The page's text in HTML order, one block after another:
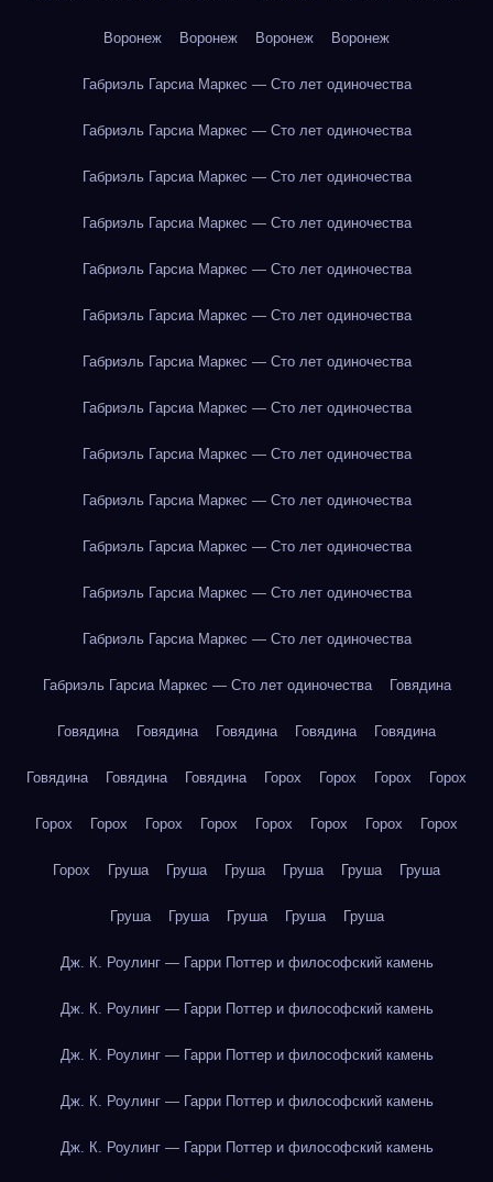
Воронеж Воронеж Воронеж Воронеж
Габриэль Гарсиа Маркес — Сто лет одиночества
Габриэль Гарсиа Маркес — Сто лет одиночества
Габриэль Гарсиа Маркес — Сто лет одиночества
Габриэль Гарсиа Маркес — Сто лет одиночества
Габриэль Гарсиа Маркес — Сто лет одиночества
Габриэль Гарсиа Маркес — Сто лет одиночества
Габриэль Гарсиа Маркес — Сто лет одиночества
Габриэль Гарсиа Маркес — Сто лет одиночества
Габриэль Гарсиа Маркес — Сто лет одиночества
Габриэль Гарсиа Маркес — Сто лет одиночества
Габриэль Гарсиа Маркес — Сто лет одиночества
Габриэль Гарсиа Маркес — Сто лет одиночества
Габриэль Гарсиа Маркес — Сто лет одиночества
Габриэль Гарсиа Маркес — Сто лет одиночества Говядина
Говядина Говядина Говядина Говядина Говядина
Говядина Говядина Говядина Горох Горох Горох Горох
Горох Горох Горох Горох Горох Горох Горох Горох
Горох Груша Груша Груша Груша Груша Груша
Груша Груша Груша Груша Груша
Дж. К. Роулинг — Гарри Поттер и философский камень
Дж. К. Роулинг — Гарри Поттер и философский камень
Дж. К. Роулинг — Гарри Поттер и философский камень
Дж. К. Роулинг — Гарри Поттер и философский камень
Дж. К. Роулинг — Гарри Поттер и философский камень